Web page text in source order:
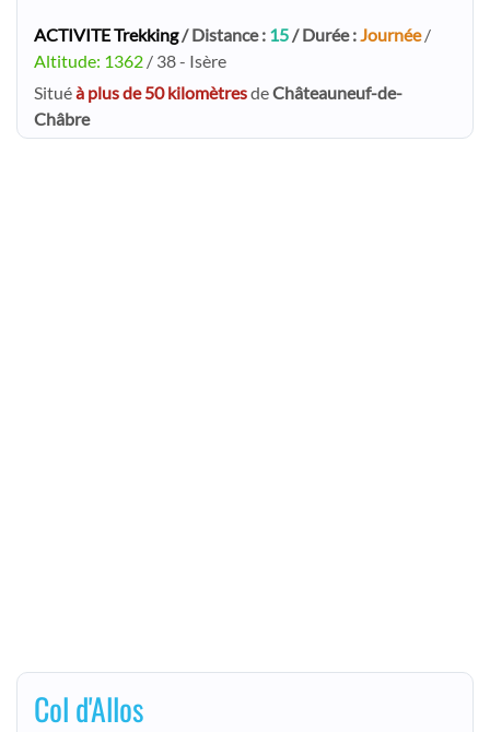
ACTIVITE Trekking/ Distance : 15 / Durée : Journée/
Altitude: 1362 / 38 - Isère
Situéà plus de 50 kilomètresdeChâteauneuf-de-
Châbre
Col d'Allos